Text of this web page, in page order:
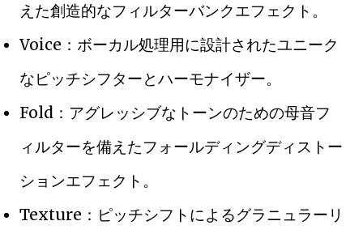
えた創造的なフィルターバンクエフェクト。
Voice：ボーカル処理用に設計されたユニーク
なピッチシフターとハーモナイザー。
Fold：アグレッシブなトーンのための母音フ
ィルターを備えたフォールディングディストー
ションエフェクト。
Texture：ピッチシフトによるグラニュラーリ